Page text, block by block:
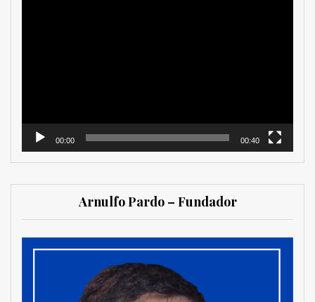
00:00 00:40
Arnulfo Pardo – Fundador